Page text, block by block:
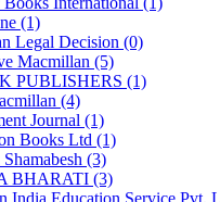
(1)
Legal Decision (0)
Macmillan (5)
PUBLISHERS (1)
(4)
Journal (1)
Books Ltd (1)
Shamabesh (3)
BHARATI (3)